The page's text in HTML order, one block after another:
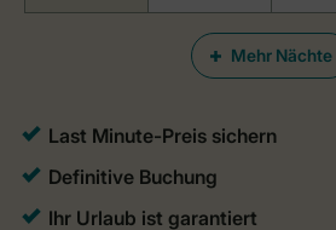
Mehr Nächte